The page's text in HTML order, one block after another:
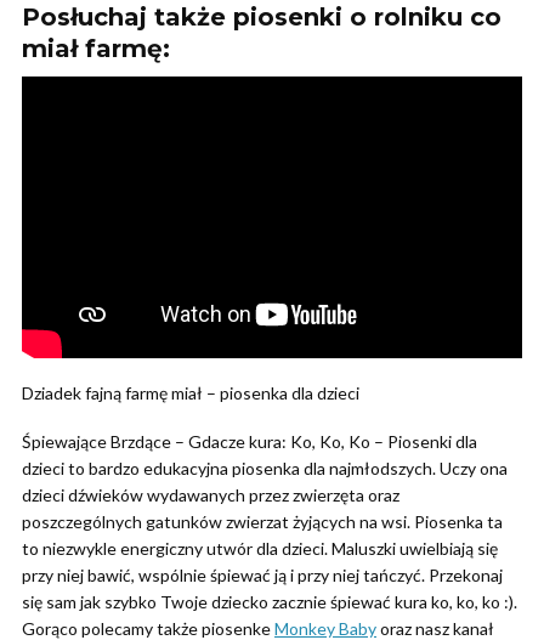
Posłuchaj także piosenki o rolniku co
miał farmę:
Dziadek fajną farmę miał – piosenka dla dzieci
Śpiewające Brzdące – Gdacze kura: Ko, Ko, Ko – Piosenki dla
dzieci to bardzo edukacyjna piosenka dla najmłodszych. Uczy ona
dzieci dźwieków wydawanych przez zwierzęta oraz
poszczególnych gatunków zwierzat żyjących na wsi. Piosenka ta
to niezwykle energiczny utwór dla dzieci. Maluszki uwielbiają się
przy niej bawić, wspólnie śpiewać ją i przy niej tańczyć. Przekonaj
się sam jak szybko Twoje dziecko zacznie śpiewać kura ko, ko, ko :).
Gorąco polecamy także piosenkeMonkey Babyoraz nasz kanał